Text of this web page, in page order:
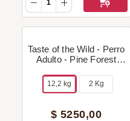
Taste of the Wild - Perro
Adulto - Pine Forest
Regalo!
12,2 kg 2 Kg
$ 5250,00